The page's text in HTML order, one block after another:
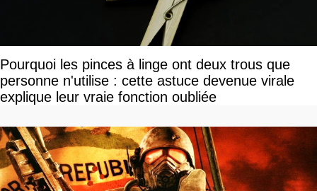
Pourquoi les pinces à linge ont deux trous que
personne n'utilise : cette astuce devenue virale
explique leur vraie fonction oubliée